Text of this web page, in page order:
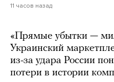
11 часов назад
«Прямые убытки —
Украинский
из-за удара России
потери в истории